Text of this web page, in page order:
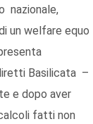
nazionale,
un welfare equo
Basilicata –
e dopo aver
fatti non